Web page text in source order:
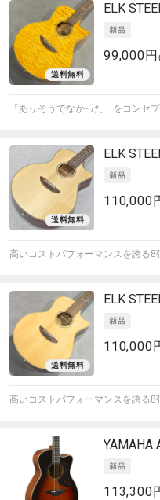
ELK
99,000円
「ありそうでなかった」をコンセ
ELK
110,000
高いコストパフォーマンスを誇る8
ELK
110,000
高いコストパフォーマンスを誇る8
YAMAHA
113,300